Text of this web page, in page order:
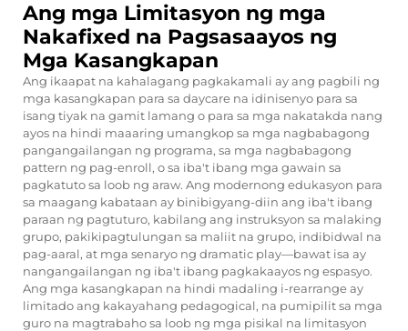
Ang mga Limitasyon ng mga
Nakafixed na Pagsasaayos ng
Mga Kasangkapan
Ang ikaapat na kahalagang pagkakamali ay ang pagbili ng
mga kasangkapan para sa daycare na idinisenyo para sa
isang tiyak na gamit lamang o para sa mga nakatakda nang
ayos na hindi maaaring umangkop sa mga nagbabagong
pangangailangan ng programa, sa mga nagbabagong
pattern ng pag-enroll, o sa iba't ibang mga gawain sa
pagkatuto sa loob ng araw. Ang modernong edukasyon para
sa maagang kabataan ay binibigyang-diin ang iba't ibang
paraan ng pagtuturo, kabilang ang instruksyon sa malaking
grupo, pakikipagtulungan sa maliit na grupo, indibidwal na
pag-aaral, at mga senaryo ng dramatic play—bawat isa ay
nangangailangan ng iba't ibang pagkakaayos ng espasyo.
Ang mga kasangkapan na hindi madaling i-rearrange ay
limitado ang kakayahang pedagogical, na pumipilit sa mga
guro na magtrabaho sa loob ng mga pisikal na limitasyon